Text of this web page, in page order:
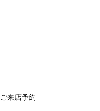
ご来店予約